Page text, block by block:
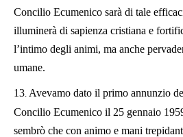
Concilio Ecumenico sarà di tale
illuminerà di sapienza cristiana e
l’intimo degli animi, ma anche
umane.
13. Avevamo dato il primo annunzio
Concilio Ecumenico il 25 gennaio
sembrò che con animo e mani